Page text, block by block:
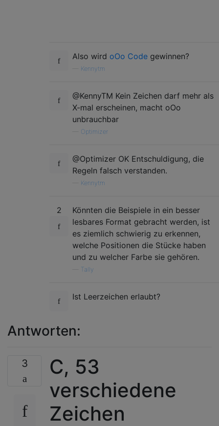
Also wird oOo Code gewinnen?
Kennytm
@KennyTM Kein Zeichen darf mehr als
X-mal erscheinen, macht oOo
unbrauchbar
Optimizer
@Optimizer OK Entschuldigung, die
Regeln falsch verstanden.
Kennytm
2
Könnten die Beispiele in ein besser
lesbares Format gebracht werden, ist
es ziemlich schwierig zu erkennen,
welche Positionen die Stücke haben
und zu welcher Farbe sie gehören.
Tally
Ist Leerzeichen erlaubt?
Antworten:
3
C, 53
verschiedene
Zeichen